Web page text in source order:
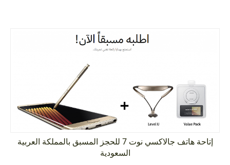
إتاحة هاتف جالاكسي نوت 7 للحجز المسبق بالمملكة العربية
السعودية